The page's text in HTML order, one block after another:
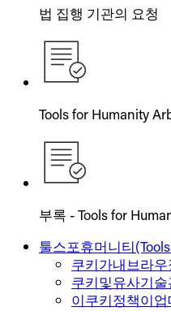
법 집행 기관의 요청
Tools for Humanity
부록 - Tools for
툴스포휴머니티
쿠키가내브라
쿠키및유사기
이쿠키정책이